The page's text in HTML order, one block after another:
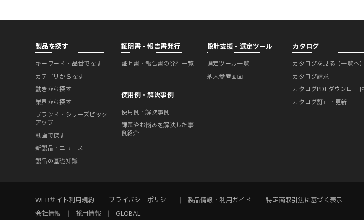
製品を探す
キーワード・品番で探す
カテゴリから探す
動きから探す
業界から探す
ブランド・シリーズピック
アップ
動画で探す
新製品・ニュース
製品の基礎知識
証明書・報告書発行
証明書・報告書の発行一覧
使用例・解決事例
使用例・解決事例
課題やお悩みを解決した事
例紹介
設計支援・選定ツール
選定ツール一覧
納入参考図面
カタログ
カタログを見る（一覧へ）
カタログ請求
カタログPDFダウンロード
カタログ訂正・更新
WEBサイト利用規約 プライバシーポリシー 製品情報・利用ガイド
特定商取引法に基づく表示
会社情報
採用情報 GLOBAL